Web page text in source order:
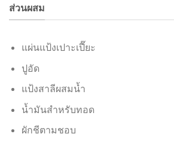
ส่วนผสม
แผ่นแป้งเปาะเปี๊ยะ
ปูอัด
แป้งสาลีผสมน้ำ
น้ำมันสำหรับทอด
ผักชีตามชอบ